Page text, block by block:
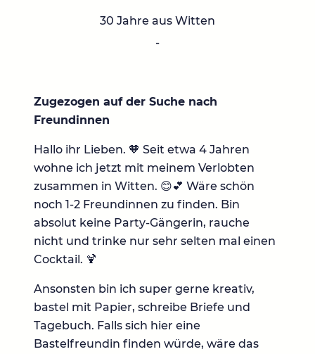
30 Jahre aus Witten
-
Zugezogen auf der Suche nach
Freundinnen
Hallo ihr Lieben. 🧡 Seit etwa 4 Jahren
wohne ich jetzt mit meinem Verlobten
zusammen in Witten. 😊💕 Wäre schön
noch 1-2 Freundinnen zu finden. Bin
absolut keine Party-Gängerin, rauche
nicht und trinke nur sehr selten mal einen
Cocktail. 🍹
Ansonsten bin ich super gerne kreativ,
bastel mit Papier, schreibe Briefe und
Tagebuch. Falls sich hier eine
Bastelfreundin finden würde, wäre das